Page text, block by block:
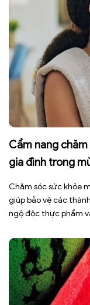
Cẩm nang
gia đình trong
Chăm sóc sức khỏe
giúp bảo vệ các
ngộ độc thực phẩm
sức […]